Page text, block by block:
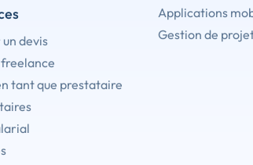
devis
tant que prestataire
Applications
Gestion de